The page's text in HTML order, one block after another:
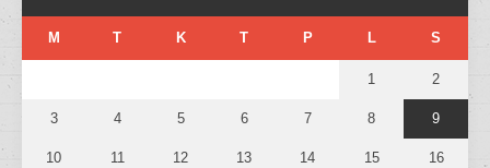
M T K T P L S
1 2
3 4 5 6 7 8 9
10 11 12 13 14 15 16